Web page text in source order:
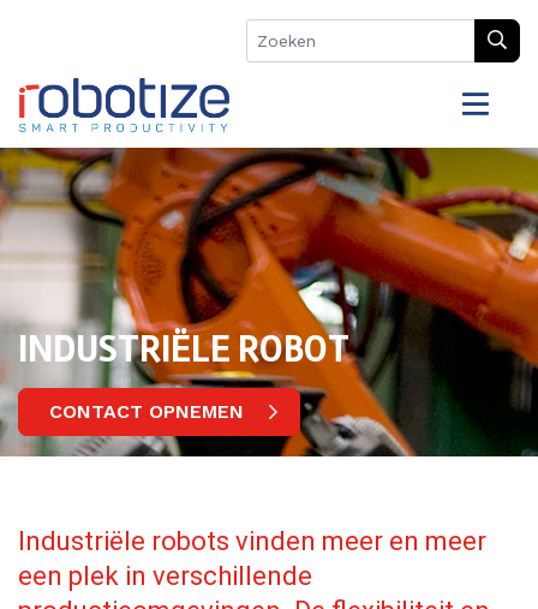
INDUSTRIËLE ROBOT
CONTACT OPNEMEN
Industriële robots vinden meer en meer
een plek in verschillende